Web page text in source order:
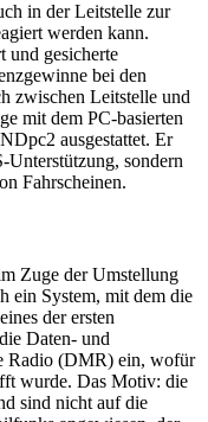
in der Leitstelle zur
werden kann.
und gesicherte
bei den
zwischen Leitstelle und
mit dem PC-basierten
ausgestattet. Er
sondern
Fahrscheinen.
Zuge der Umstellung
ein System, mit dem die
der ersten
Daten- und
Radio (DMR) ein, wofür
wurde. Das Motiv: die
sind nicht auf die